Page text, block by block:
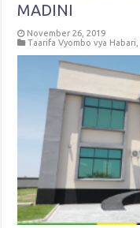
MADINI
November 26, 2019
Taarifa Vyombo vya Habari